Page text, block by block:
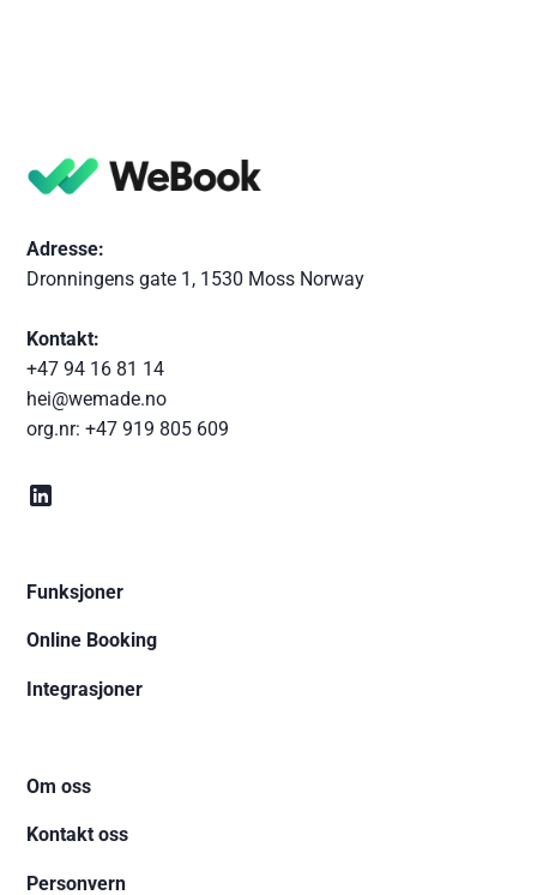
Adresse:
Dronningens gate 1, 1530 Moss Norway
Kontakt:
+47 94 16 81 14
hei@wemade.no
org.nr:+47 919 805 609
Funksjoner
Online Booking
Integrasjoner
Om oss
Kontakt oss
Personvern